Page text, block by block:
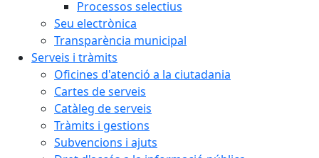
Processos selectius
Seu electrònica
Transparència municipal
Serveis i tràmits
Oficines d'atenció a la ciutadania
Cartes de serveis
Catàleg de serveis
Tràmits i gestions
Subvencions i ajuts